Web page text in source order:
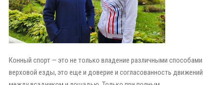
Конный спорт — это не только владение различными способами
верховой езды, это еще и доверие и согласованность движений